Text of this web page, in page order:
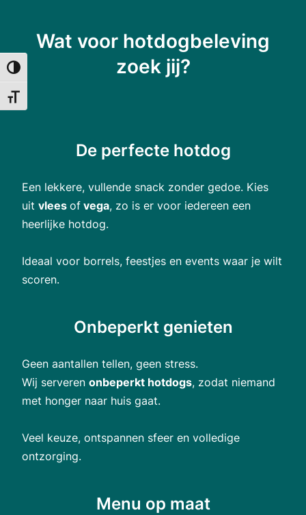
Keuze voor hoog contrast
Kies grootte van het lettertype
Wat voor hotdogbeleving
zoek jij?
De perfecte hotdog
Een lekkere, vullende snack zonder gedoe. Kies
uit vlees of vega, zo is er voor iedereen een
heerlijke hotdog.
Ideaal voor borrels, feestjes en events waar je wilt
scoren.
Onbeperkt genieten
Geen aantallen tellen, geen stress.
Wij serveren onbeperkt hotdogs, zodat niemand
met honger naar huis gaat.
Veel keuze, ontspannen sfeer en volledige
ontzorging.
Menu op maat